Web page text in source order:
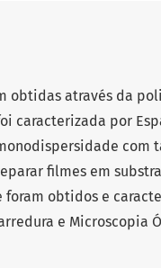
obtidas através da
caracterizada por
filmes em
obtidos e
e Microscopia